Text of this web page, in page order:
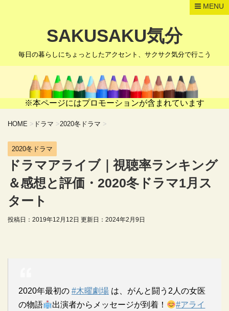
MENU
SAKUSAKU気分
毎日の暮らしにちょっとしたアクセント、サクサク気分で行こう
※本ページにはプロモーションが含まれています
HOME > ドラマ >2020冬ドラマ >
2020冬ドラマ
ドラマアライブ｜視聴率ランキング
＆感想と評価・2020冬ドラマ1月ス
タート
投稿日：2019年12月12日 更新日： 2024年2月9日
2020年最初の #木曜劇場 は、がんと闘う2人の女医
の物語
出演者からメッセージが到着！
#アライ